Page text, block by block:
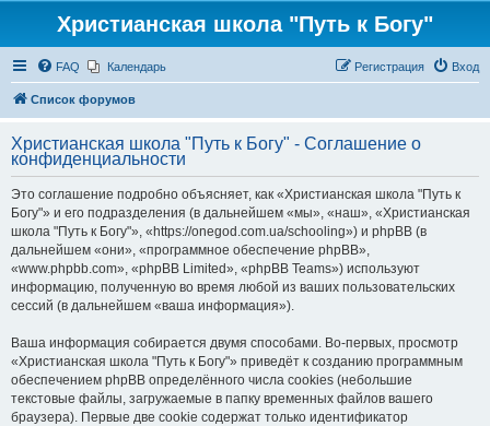
Христианская школа "Путь к Богу"
FAQ Календарь Вход
Регистрация
Список форумов
Христианская школа "Путь к Богу" - Соглашение о
конфиденциальности
Это соглашение подробно объясняет, как «Христианская школа "Путь к
Богу"» и его подразделения (в дальнейшем «мы», «наш», «Христианская
школа "Путь к Богу"», «https://onegod.com.ua/schooling») и phpBB (в
дальнейшем «они», «программное обеспечение phpBB»,
«www.phpbb.com», «phpBB Limited», «phpBB Teams») используют
информацию, полученную во время любой из ваших пользовательских
сессий (в дальнейшем «ваша информация»).
Ваша информация собирается двумя способами. Во-первых, просмотр
«Христианская школа "Путь к Богу"» приведёт к созданию программным
обеспечением phpBB определённого числа cookies (небольшие
текстовые файлы, загружаемые в папку временных файлов вашего
браузера). Первые две cookie содержат только идентификатор